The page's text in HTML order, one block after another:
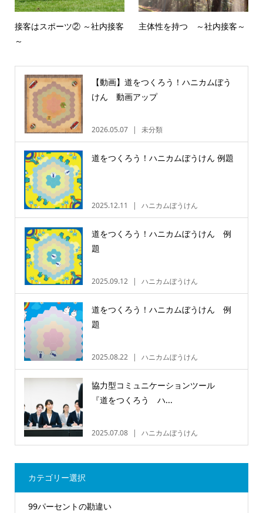
接客はスポーツ② ～社内接客
～
主体性を持つ ～社内接客～
【動画】道をつくろう！ハニカムぼう
けん 動画アップ
2026.05.07 未分類
道をつくろう！ハニカムぼうけん 例題
2025.12.11 ハニカムぼうけん
道をつくろう！ハニカムぼうけん 例
題
2025.09.12 ハニカムぼうけん
道をつくろう！ハニカムぼうけん 例
題
2025.08.22 ハニカムぼうけん
協力型コミュニケーションツール
『道をつくろう ハ...
2025.07.08 ハニカムぼうけん
カテゴリー選択
99パーセントの勘違い